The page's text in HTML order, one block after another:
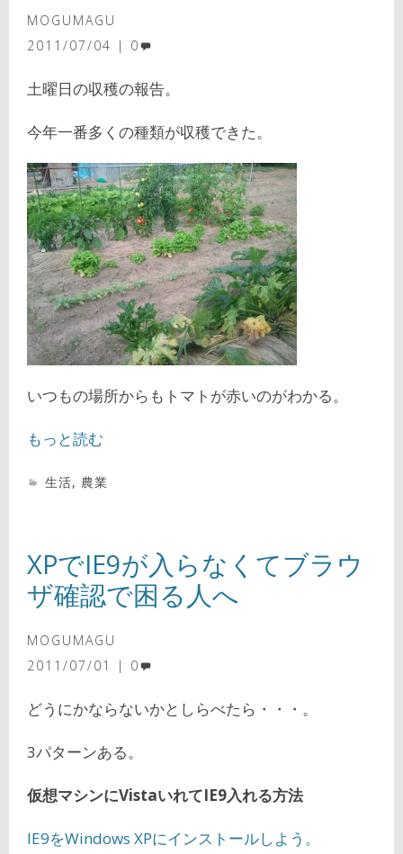
MOGUMAGU
2011/07/04
0
土曜日の収穫の報告。
今年一番多くの種類が収穫できた。
いつもの場所からもトマトが赤いのがわかる。
もっと読む
生活, 農業
XPでIE9が入らなくてブラウ
ザ確認で困る人へ
MOGUMAGU
2011/07/01
0
どうにかならないかとしらべたら・・・。
3パターンある。
仮想マシンにVistaいれてIE9入れる方法
IE9をWindows XPにインストールしよう。